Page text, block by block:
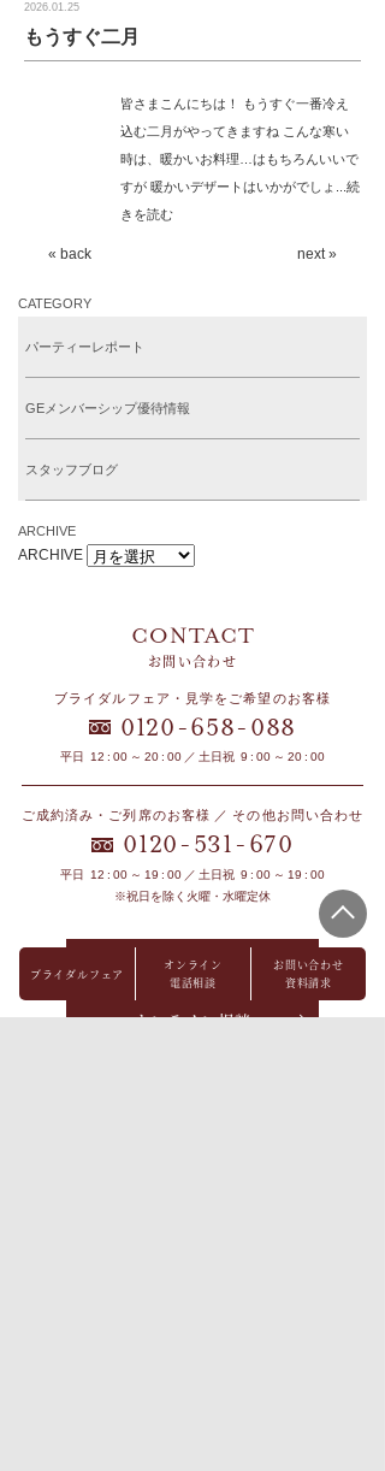
2026.01.25
もうすぐ二月
皆さまこんにちは！ もうすぐ一番冷え
込む二月がやってきますね こんな寒い
時は、暖かいお料理…はもちろんいいで
すが 暖かいデザートはいかがでしょ...続
きを読む
« back next »
CATEGORY
パーティーレポート
GEメンバーシップ優待情報
スタッフブログ
ARCHIVE
ARCHIVE
お問い合わせ
ブライダルフェア・見学をご希望のお客様
0120 -658- 088
平日 12 : 00 ～ 20 : 00 ／ 土日祝 9 : 00 ～ 20 : 00
ご成約済み・ご列席のお客様 ／ その他お問い合わせ
0120 - 531 - 670
平日 12 : 00 ～ 19 : 00 ／ 土日祝 9 : 00 ～ 19 : 00
※祝日を除く火曜・水曜定休
ブライダルフェア
オンライン相談
ブライダルフェア
オンライン
電話相談
お問い合わせ
資料請求